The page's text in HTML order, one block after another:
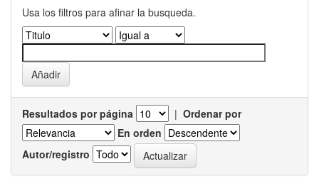
Usa los filtros para afinar la busqueda.
Resultados por página | Ordenar por
En orden
Autor/registro